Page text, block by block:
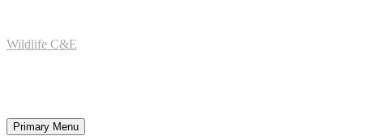
Skip
Wildlife C&E
Primary Menu